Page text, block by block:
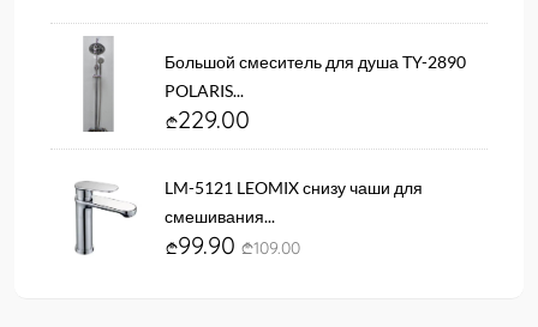
Большой смеситель для душа TY-2890
POLARIS...
229.00
LM-5121 LEOMIX снизу чаши для
смешивания...
99.90 109.00